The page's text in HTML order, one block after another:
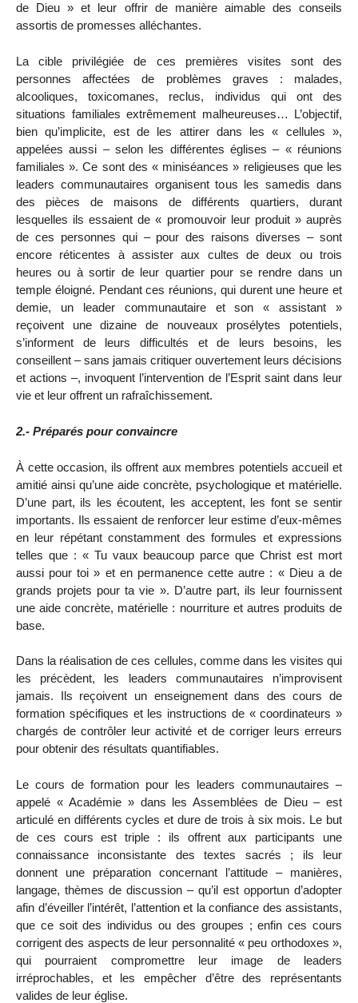
de Dieu » et leur offrir de manière aimable des conseils
assortis de promesses alléchantes.
La cible privilégiée de ces premières visites sont des
personnes affectées de problèmes graves : malades,
alcooliques, toxicomanes, reclus, individus qui ont des
situations familiales extrêmement malheureuses… L’objectif,
bien qu’implicite, est de les attirer dans les « cellules »,
appelées aussi – selon les différentes églises – « réunions
familiales ». Ce sont des « miniséances » religieuses que les
leaders communautaires organisent tous les samedis dans
des pièces de maisons de différents quartiers, durant
lesquelles ils essaient de « promouvoir leur produit » auprès
de ces personnes qui – pour des raisons diverses – sont
encore réticentes à assister aux cultes de deux ou trois
heures ou à sortir de leur quartier pour se rendre dans un
temple éloigné. Pendant ces réunions, qui durent une heure et
demie, un leader communautaire et son « assistant »
reçoivent une dizaine de nouveaux prosélytes potentiels,
s’informent de leurs difficultés et de leurs besoins, les
conseillent – sans jamais critiquer ouvertement leurs décisions
et actions –, invoquent l’intervention de l’Esprit saint dans leur
vie et leur offrent un rafraîchissement.
2.- Préparés pour convaincre
À cette occasion, ils offrent aux membres potentiels accueil et
amitié ainsi qu’une aide concrète, psychologique et matérielle.
D’une part, ils les écoutent, les acceptent, les font se sentir
importants. Ils essaient de renforcer leur estime d’eux-mêmes
en leur répétant constamment des formules et expressions
telles que : « Tu vaux beaucoup parce que Christ est mort
aussi pour toi » et en permanence cette autre : « Dieu a de
grands projets pour ta vie ». D’autre part, ils leur fournissent
une aide concrète, matérielle : nourriture et autres produits de
base.
Dans la réalisation de ces cellules, comme dans les visites qui
les précèdent, les leaders communautaires n’improvisent
jamais. Ils reçoivent un enseignement dans des cours de
formation spécifiques et les instructions de « coordinateurs »
chargés de contrôler leur activité et de corriger leurs erreurs
pour obtenir des résultats quantifiables.
Le cours de formation pour les leaders communautaires –
appelé « Académie » dans les Assemblées de Dieu – est
articulé en différents cycles et dure de trois à six mois. Le but
de ces cours est triple : ils offrent aux participants une
connaissance inconsistante des textes sacrés ; ils leur
donnent une préparation concernant l’attitude – manières,
langage, thèmes de discussion – qu’il est opportun d’adopter
afin d’éveiller l’intérêt, l’attention et la confiance des assistants,
que ce soit des individus ou des groupes ; enfin ces cours
corrigent des aspects de leur personnalité « peu orthodoxes »,
qui pourraient compromettre leur image de leaders
irréprochables, et les empêcher d’être des représentants
valides de leur église.